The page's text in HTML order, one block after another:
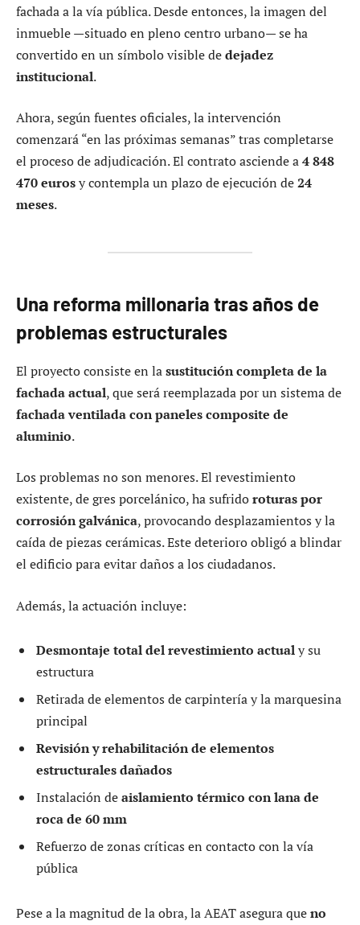
fachada a la vía pública. Desde entonces, la imagen del
inmueble —situado en pleno centro urbano— se ha
convertido en un símbolo visible dedejadez
institucional.
Ahora, según fuentes oficiales, la intervención
comenzará “en las próximas semanas” tras completarse
el proceso de adjudicación. El contrato asciende a4 848
470 eurosy contempla un plazo de ejecución de24
meses.
Una reforma millonaria tras años de
problemas estructurales
El proyecto consiste en lasustitución completa de la
fachada actual, que será reemplazada por un sistema de
fachada ventilada con paneles composite de
aluminio.
Los problemas no son menores. El revestimiento
existente, de gres porcelánico, ha sufridoroturas por
corrosión galvánica, provocando desplazamientos y la
caída de piezas cerámicas. Este deterioro obligó a blindar
el edificio para evitar daños a los ciudadanos.
Además, la actuación incluye:
Desmontaje total del revestimiento actualy su
estructura
Retirada de elementos de carpintería y la marquesina
principal
Revisión y rehabilitación de elementos
estructurales dañados
Instalación deaislamiento térmico con lana de
roca de 60 mm
Refuerzo de zonas críticas en contacto con la vía
pública
Pese a la magnitud de la obra, la AEAT asegura queno